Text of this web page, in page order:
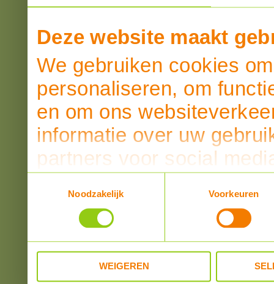
Deze website maakt
We gebruiken cookies
personaliseren, om
en om ons
informatie over uw
partners voor social
informatie die u aan ze
verzameld op basis van
Noodzakelijk
Voorkeuren
WEIGEREN